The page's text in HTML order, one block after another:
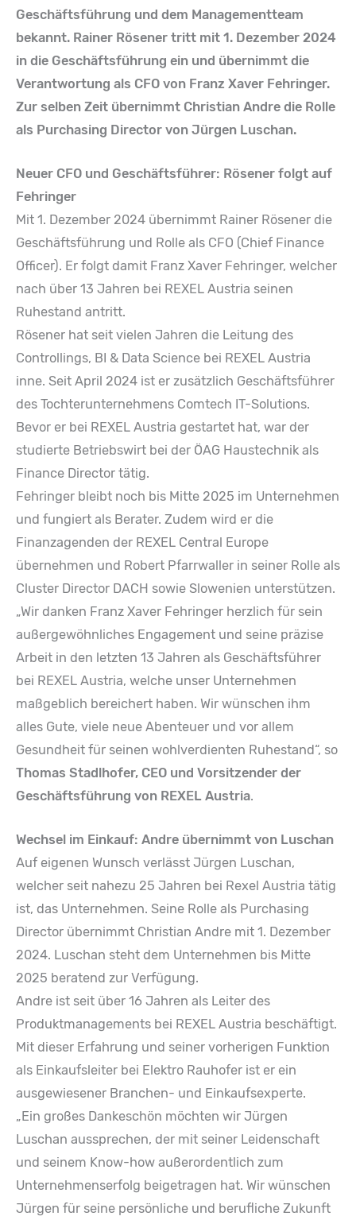
Geschäftsführung und dem Managementteam
bekannt. Rainer Rösener tritt mit 1. Dezember 2024
in die Geschäftsführung ein und übernimmt die
Verantwortung als CFO von Franz Xaver Fehringer.
Zur selben Zeit übernimmt Christian Andre die Rolle
als Purchasing Director von Jürgen Luschan.
Neuer CFO und Geschäftsführer: Rösener folgt auf
Fehringer
Mit 1. Dezember 2024 übernimmt Rainer Rösener die
Geschäftsführung und Rolle als CFO (Chief Finance
Officer). Er folgt damit Franz Xaver Fehringer, welcher
nach über 13 Jahren bei REXEL Austria seinen
Ruhestand antritt.
Rösener hat seit vielen Jahren die Leitung des
Controllings, BI & Data Science bei REXEL Austria
inne. Seit April 2024 ist er zusätzlich Geschäftsführer
des Tochterunternehmens Comtech IT-Solutions.
Bevor er bei REXEL Austria gestartet hat, war der
studierte Betriebswirt bei der ÖAG Haustechnik als
Finance Director tätig.
Fehringer bleibt noch bis Mitte 2025 im Unternehmen
und fungiert als Berater. Zudem wird er die
Finanzagenden der REXEL Central Europe
übernehmen und Robert Pfarrwaller in seiner Rolle als
Cluster Director DACH sowie Slowenien unterstützen.
„Wir danken Franz Xaver Fehringer herzlich für sein
außergewöhnliches Engagement und seine präzise
Arbeit in den letzten 13 Jahren als Geschäftsführer
bei REXEL Austria, welche unser Unternehmen
maßgeblich bereichert haben. Wir wünschen ihm
alles Gute, viele neue Abenteuer und vor allem
Gesundheit für seinen wohlverdienten Ruhestand“, so
Thomas Stadlhofer, CEO und Vorsitzender der
Geschäftsführung von REXEL Austria.
Wechsel im Einkauf: Andre übernimmt von Luschan
Auf eigenen Wunsch verlässt Jürgen Luschan,
welcher seit nahezu 25 Jahren bei Rexel Austria tätig
ist, das Unternehmen. Seine Rolle als Purchasing
Director übernimmt Christian Andre mit 1. Dezember
2024. Luschan steht dem Unternehmen bis Mitte
2025 beratend zur Verfügung.
Andre ist seit über 16 Jahren als Leiter des
Produktmanagements bei REXEL Austria beschäftigt.
Mit dieser Erfahrung und seiner vorherigen Funktion
als Einkaufsleiter bei Elektro Rauhofer ist er ein
ausgewiesener Branchen- und Einkaufsexperte.
„Ein großes Dankeschön möchten wir Jürgen
Luschan aussprechen, der mit seiner Leidenschaft
und seinem Know-how außerordentlich zum
Unternehmenserfolg beigetragen hat. Wir wünschen
Jürgen für seine persönliche und berufliche Zukunft